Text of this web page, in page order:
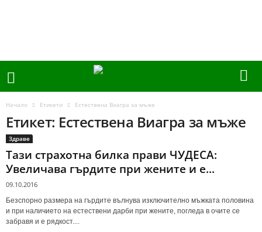
Начало Етикети Естествена Виагра за мъже
Етикет: Естествена Виагра за мъже
Здраве
Тази страхотна билка прави ЧУДЕСА:
Увеличава гърдите при жените и е...
09.10.2016
Безспорно размера на гърдите вълнува изключително мъжката половина
и при наличието на естествени дарби при жените, погледа в очите се
забравя и е рядкост....